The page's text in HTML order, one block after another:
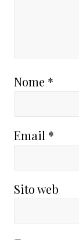
Nome *
Email *
Sito web